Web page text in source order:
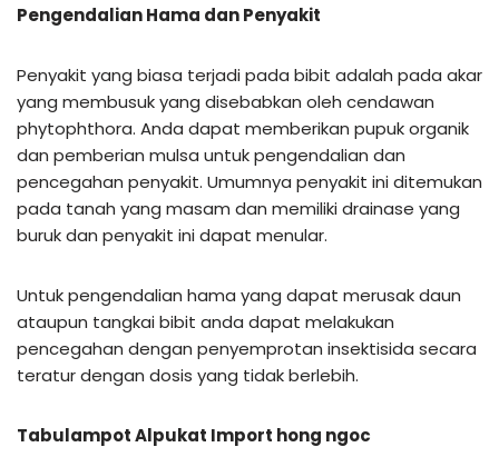
Pengendalian Hama dan Penyakit
Penyakit yang biasa terjadi pada bibit adalah pada akar
yang membusuk yang disebabkan oleh cendawan
phytophthora. Anda dapat memberikan pupuk organik
dan pemberian mulsa untuk pengendalian dan
pencegahan penyakit. Umumnya penyakit ini ditemukan
pada tanah yang masam dan memiliki drainase yang
buruk dan penyakit ini dapat menular.
Untuk pengendalian hama yang dapat merusak daun
ataupun tangkai bibit anda dapat melakukan
pencegahan dengan penyemprotan insektisida secara
teratur dengan dosis yang tidak berlebih.
Tabulampot Alpukat Import hong ngoc